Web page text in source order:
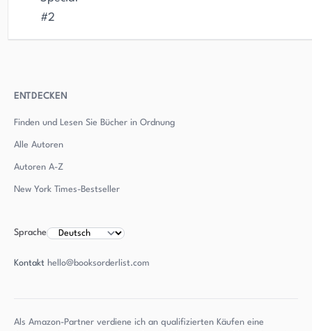
#2
ENTDECKEN
Finden und Lesen Sie Bücher in Ordnung
Alle Autoren
Autoren A-Z
New York Times-Bestseller
Sprache
Kontakt hello@booksorderlist.com
Als Amazon-Partner verdiene ich an qualifizierten Käufen eine